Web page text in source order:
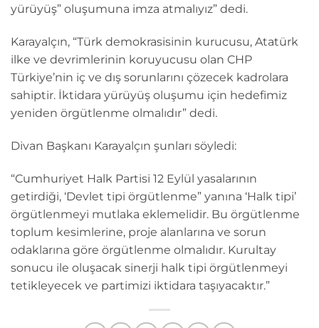
yürüyüş” oluşumuna imza atmalıyız” dedi.
Karayalçın, “Türk demokrasisinin kurucusu, Atatürk
ilke ve devrimlerinin koruyucusu olan CHP
Türkiye’nin iç ve dış sorunlarını çözecek kadrolara
sahiptir. İktidara yürüyüş oluşumu için hedefimiz
yeniden örgütlenme olmalıdır” dedi.
Divan Başkanı Karayalçın şunları söyledi:
“Cumhuriyet Halk Partisi 12 Eylül yasalarının
getirdiği, ‘Devlet tipi örgütlenme” yanına ‘Halk tipi’
örgütlenmeyi mutlaka eklemelidir. Bu örgütlenme
toplum kesimlerine, proje alanlarına ve sorun
odaklarına göre örgütlenme olmalıdır. Kurultay
sonucu ile oluşacak sinerji halk tipi örgütlenmeyi
tetikleyecek ve partimizi iktidara taşıyacaktır.”